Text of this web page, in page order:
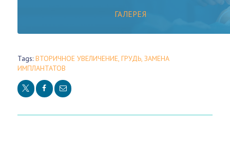
ГАЛЕРЕЯ
Tags: ВТОРИЧНОЕ УВЕЛИЧЕНИЕ ГРУДЬ, ЗАМЕНА
ИМПЛАНТАТОВ